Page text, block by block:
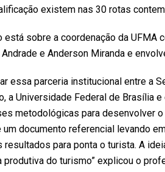
existem nas 30 rotas
está sobre a coordenação da
e Anderson Miranda e
essa parceria institucional entre a
a Universidade Federal de Brasília
metodológicas para desenvolver
documento referencial levando
para ponta o turista. A
produtiva do turismo” explicou o